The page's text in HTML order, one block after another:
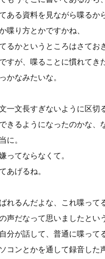
ある資料を見ながら喋るか
喋り方とかですかね、
るかというところはさてお
すが、喋ることに慣れてき
かなみたいな。
一文長すぎないように区切
きるようになったのかな、
に。
ってならなくて。
あげるね。
れるんだよな、これ喋って
声だなって思いましたとい
分が話して、普通に喋って
コンとかを通して録音した